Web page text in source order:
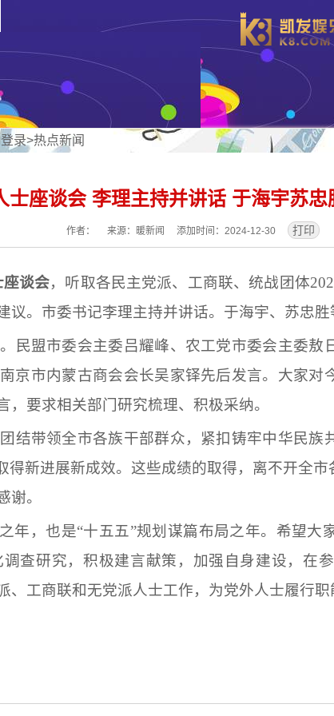
录>热点新闻
士座谈会 李理主持并讲话 于海宇苏
作者： 来源：暖新闻 添加时间：2024-12-30
座谈会，听取各民主党派、工商联、统战团体
。市委书记李理主持并讲话。于海宇、苏忠胜
民盟市委会主委吕耀峰、农工党市委会主委
京市内蒙古商会会长吴家铎先后发言。大家
要求相关部门研究梳理、积极采纳。
结带领全市各族干部群众，紧扣铸牢中华民
得新进展新成效。这些成绩的取得，离不开全
谢。
年，也是“十五五”规划谋篇布局之年。希望
查研究，积极建言献策，加强自身建设，在
工商联和无党派人士工作，为党外人士履行职